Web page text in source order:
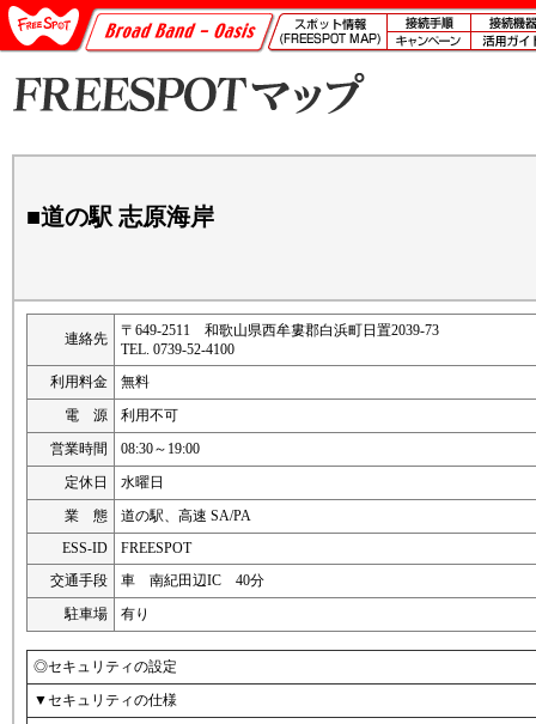
■道の駅 志原海岸
連絡先
〒649-2511 和歌山県西牟婁郡白浜町日置2039-73
TEL. 0739-52-4100
利用料金
無料
電 源
利用不可
営業時間
08:30～19:00
定休日
水曜日
業 態
道の駅、高速 SA/PA
ESS-ID
FREESPOT
交通手段
車 南紀田辺IC 40分
駐車場
有り
◎セキュリティの設定
▼セキュリティの仕様